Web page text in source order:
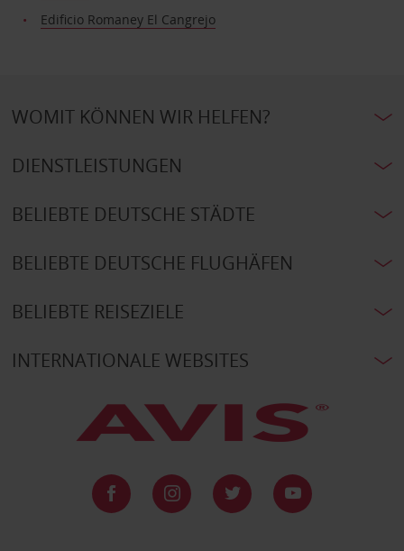
Edificio Romaney El Cangrejo
WOMIT KÖNNEN WIR HELFEN?
DIENSTLEISTUNGEN
BELIEBTE DEUTSCHE STÄDTE
BELIEBTE DEUTSCHE FLUGHÄFEN
BELIEBTE REISEZIELE
INTERNATIONALE WEBSITES